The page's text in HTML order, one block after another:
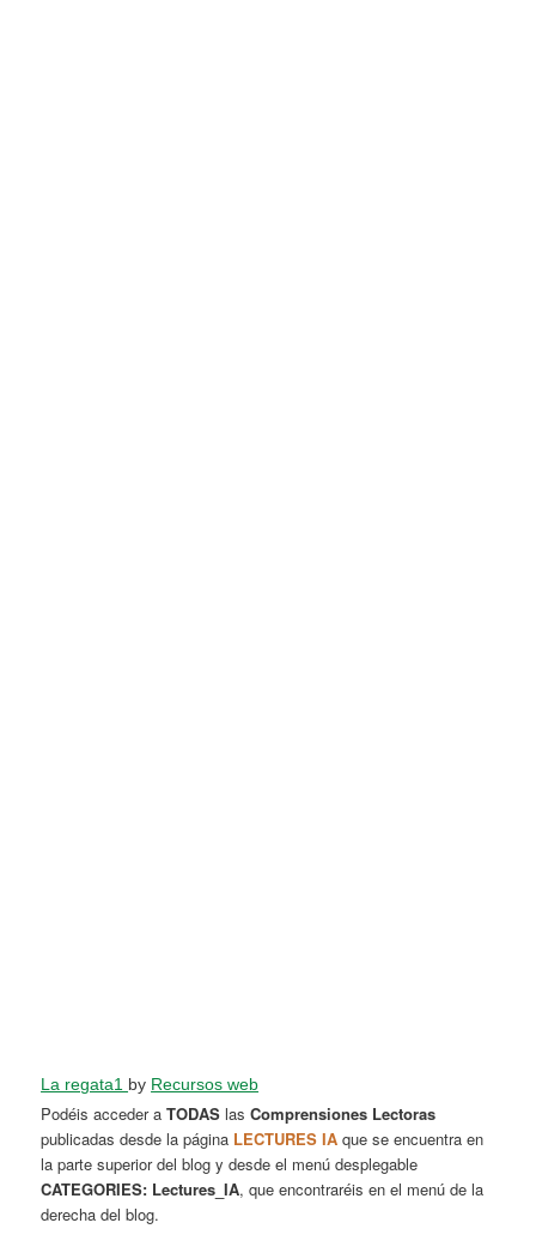
La regata1 by Recursos web
Podéis acceder aTODAS lasComprensiones Lectoras
publicadas desde la página LECTURES IA que se encuentra en
la parte superior del blog y desde el menú desplegable
CATEGORIES: Lectures_IA, que encontraréis en el menú de la
derecha del blog.